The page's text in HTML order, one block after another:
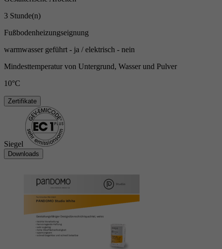
3 Stunde(n)
Fußbodenheizungseignung
warmwasser geführt - ja / elektrisch - nein
Mindesttemperatur von Untergrund, Wasser und Pulver
10°C
Zertifikate
Siegel
Downloads